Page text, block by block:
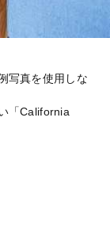
写真を使用しな
「California